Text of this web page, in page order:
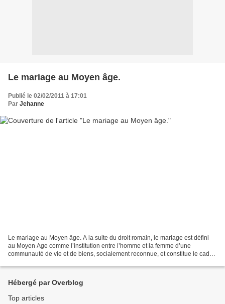
Le mariage au Moyen âge.
Publié le 02/02/2011 à 17:01
Par Jehanne
Le mariage au Moyen âge. A la suite du droit romain, le mariage est défini
au Moyen Age comme l’institution entre l’homme et la femme d’une
communauté de vie et de biens, socialement reconnue, et constitue le cadre
Hébergé par Overblog
Top articles